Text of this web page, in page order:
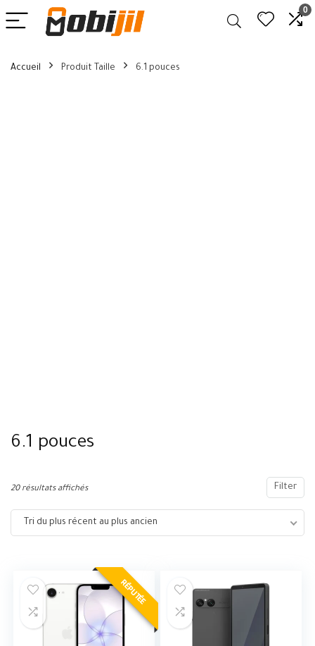
0
Accueil Produit Taille 6.1 pouces
6.1 pouces
Filter
20 résultats affichés
Tri du plus récent au plus ancien
RÉPUTÉE